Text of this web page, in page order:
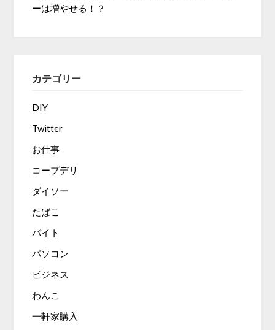
ーは増やせる！？
カテゴリー
DIY
Twitter
お仕事
コープデリ
ダイソー
たばこ
バイト
パソコン
ビジネス
わんこ
一軒家購入